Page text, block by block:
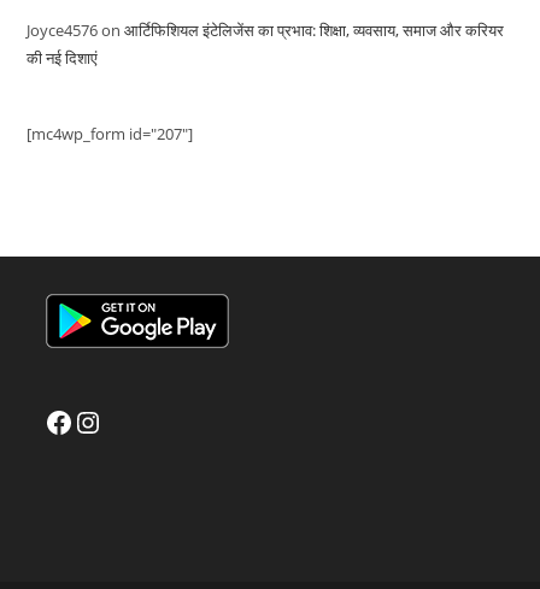
Joyce4576onआर्टिफिशियल इंटेलिजेंस का प्रभाव: शिक्षा, व्यवसाय, समाज और करियर
की नई दिशाएं
[mc4wp_form id="207"]
FacebookInstagram